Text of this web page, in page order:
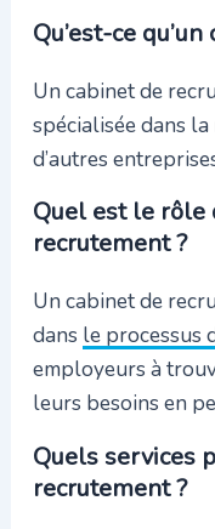
Qu’est-ce
Un cabinet de
spécialisée dans
d’autres
Quel est le rôle
recrutement ?
Un cabinet de
dans le processus
employeurs à
leurs besoins en
Quels services
recrutement ?